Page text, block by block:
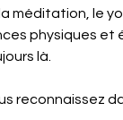
méditation, le
physiques et
là.
reconnaissez